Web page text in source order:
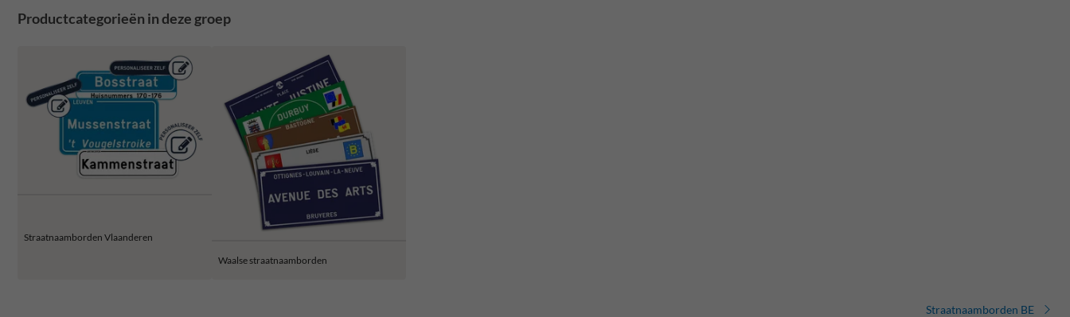
Productcategorieën in deze groep
Straatnaamborden Vlaanderen
Waalse straatnaamborden
Straatnaamborden BE